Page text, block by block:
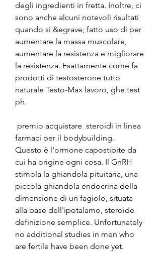
degli ingredienti in fretta. Inoltre, ci
sono anche alcuni notevoli risultati
quando si &egrave; fatto uso di per
aumentare la massa muscolare,
aumentare la resistenza e migliorare
la resistenza. Esattamente come fa
prodotti di testosterone tutto
naturale Testo-Max lavoro, ghe test
ph.
farmaci per il bodybuilding.
Questo è l'ormone capostipite da
cui ha origine ogni cosa. Il GnRH
stimola la ghiandola pituitaria, una
piccola ghiandola endocrina della
dimensione di un fagiolo, situata
alla base dell'ipotalamo, steroide
definizione semplice. Unfortunately
no additional studies in men who
are fertile have been done yet.